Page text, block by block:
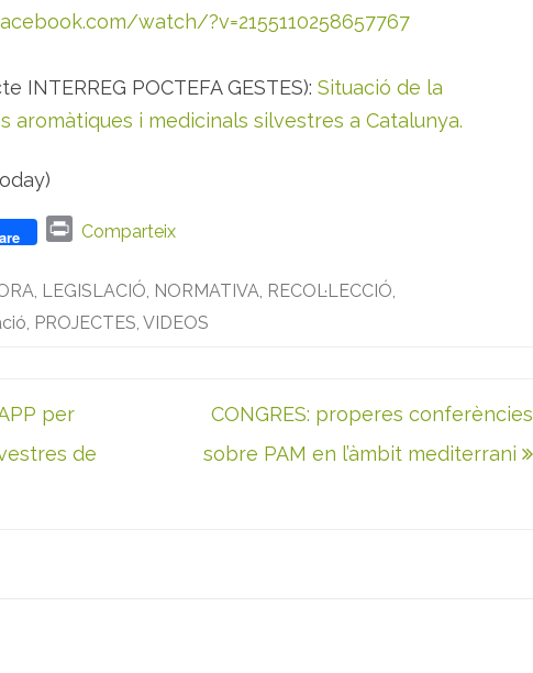
watch/?v=2155110258657767
INTERREG POCTEFA GESTES): Situació de la
aromàtiques i medicinals silvestres a Catalunya.
P
i
t
Comparteix
, LEGISLACIÓ, NORMATIVA, RECOL·LECCIÓ,
, PROJECTES, VIDEOS
per
de
CONGRES: properes conferències
sobre PAM en l’àmbit mediterrani